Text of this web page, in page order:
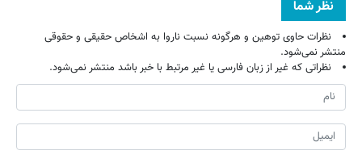
نظر شما
نظرات حاوی توهین و هرگونه نسبت ناروا به اشخاص حقیقی و حقوقی
منتشر نمی‌شود.
نظراتی که غیر از زبان فارسی یا غیر مرتبط با خبر باشد منتشر نمی‌شود.